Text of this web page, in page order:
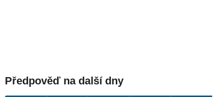
Předpověď na další dny